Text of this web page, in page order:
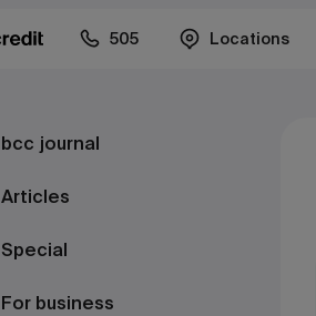
505 Locations
bcc journal
Articles
Special
For business